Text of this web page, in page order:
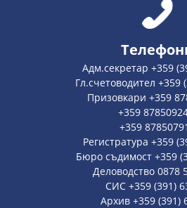
Адм.секретар +359
Гл.счетоводител +359
Призовкари +359
+359
+359
Регистратура +359
Бюро съдимост +359
Деловодство 0878
СИС +359 (391)
Архив +359 (391)